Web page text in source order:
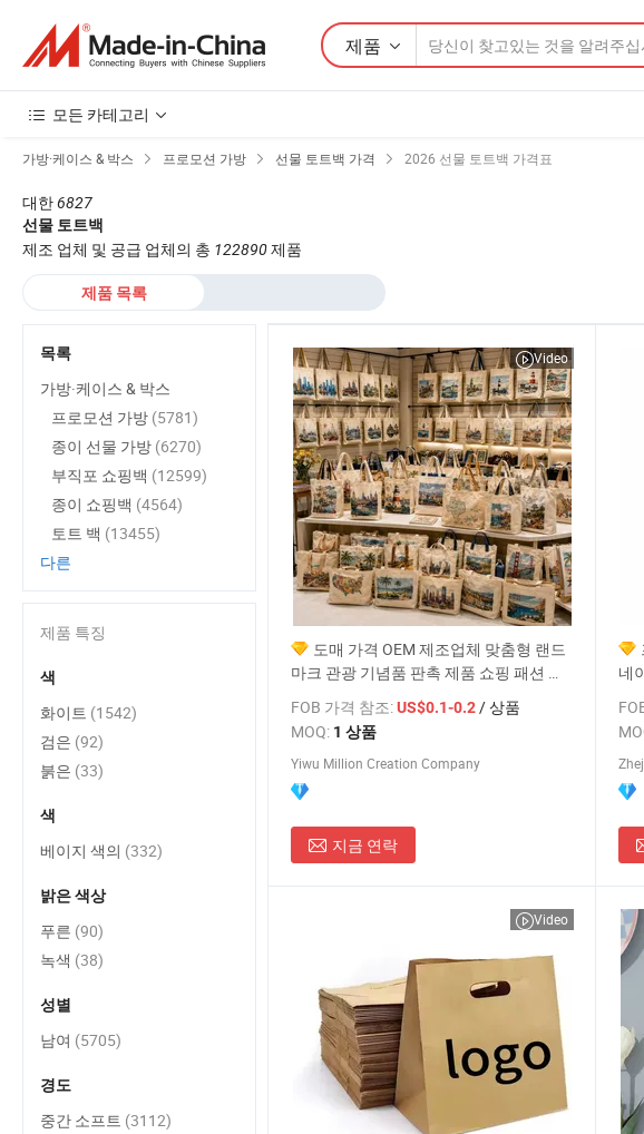
제품
모든 카테고리
가방·케이스 & 박스 프로모션 가방 선물 토트백 가격 2026 선물 토트백 가격표
대한6827
선물 토트백
제조 업체 및 공급 업체의 총 122890제품
제품 목록
Video
도매 가격 OEM 제조업체 맞춤형 랜드
마크 관광 기념품 판촉 제품 쇼핑 패션 캔
버스 면 기념품 맞춤형 토트백 공장
FOB 가격 참조:US$0.1-0.2/ 상품
MOQ: 1 상품
Yiwu Million Creation Company
지금 연락
네
Video
목록
가방·케이스 & 박스
프로모션 가방 (5781)
종이 선물 가방 (6270)
부직포 쇼핑백 (12599)
종이 쇼핑백 (4564)
토트 백 (13455)
다른
제품 특징
색
화이트 (1542)
검은 (92)
붉은 (33)
색
베이지 색의 (332)
밝은 색상
푸른 (90)
녹색 (38)
성별
남여 (5705)
경도
중간 소프트 (3112)